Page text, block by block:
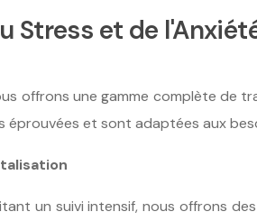
Stress et de
offrons une gamme complète
éprouvées et sont adaptées aux
un suivi intensif, nous offrons